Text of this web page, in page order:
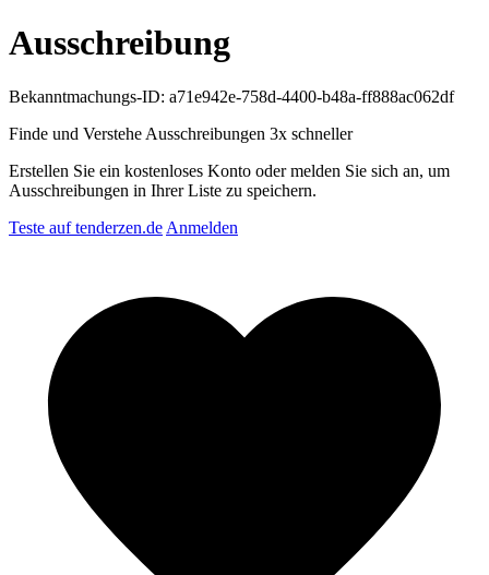
Ausschreibung
Bekanntmachungs-ID: a71e942e-758d-4400-b48a-ff888ac062df
Finde und Verstehe Ausschreibungen 3x schneller
Erstellen Sie ein kostenloses Konto oder melden Sie sich an, um
Ausschreibungen in Ihrer Liste zu speichern.
Teste auf tenderzen.de Anmelden